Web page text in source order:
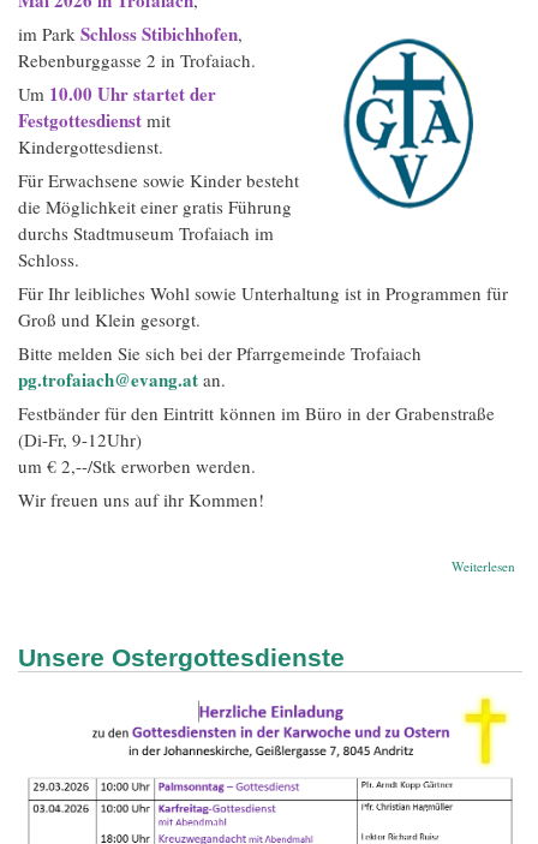
im Park Schloss Stibichhofen,
Rebenburggasse 2 in Trofaiach.
Um 10.00 Uhr startet der
Festgottesdienst mit
Kindergottesdienst.
Für Erwachsene sowie Kinder besteht
die Möglichkeit einer gratis Führung
durchs Stadtmuseum Trofaiach im
Schloss.
Für Ihr leibliches Wohl sowie Unterhaltung ist in Programmen für
Groß und Klein gesorgt.
Bitte melden Sie sich bei der Pfarrgemeinde Trofaiach
pg.trofaiach@evang.at an.
Festbänder für den Eintritt können im Büro in der Grabenstraße
(Di-Fr, 9-12Uhr)
um € 2,--/Stk erworben werden.
Wir freuen uns auf ihr Kommen!
Weiterlesen
Unsere Ostergottesdienste